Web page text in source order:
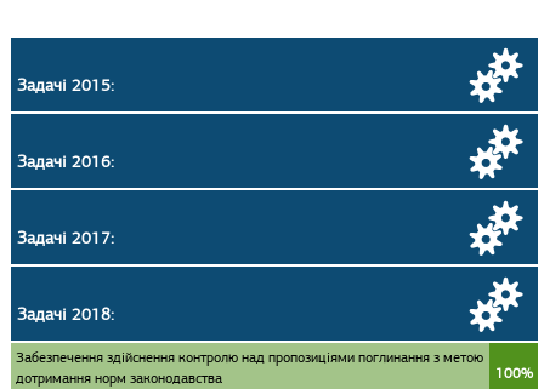
Задачі 2015:
Задачі 2016:
Задачі 2017:
Задачі 2018:
Забезпечення здійснення контролю над пропозиціями поглинання з метою
дотримання норм законодавства
100%